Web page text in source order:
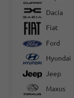
Dacia
Fiat
Ford
Hyundai
Jeep
Maxus